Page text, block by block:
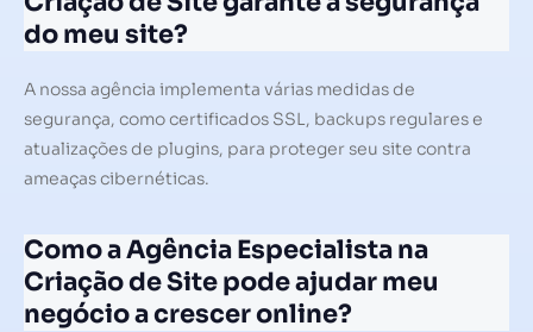
do meu site?
A nossa agência implementa várias medidas de
segurança, como certificados SSL, backups regulares e
atualizações de plugins, para proteger seu site contra
ameaças cibernéticas.
Como a Agência Especialista na
Criação de Site pode ajudar meu
negócio a crescer online?